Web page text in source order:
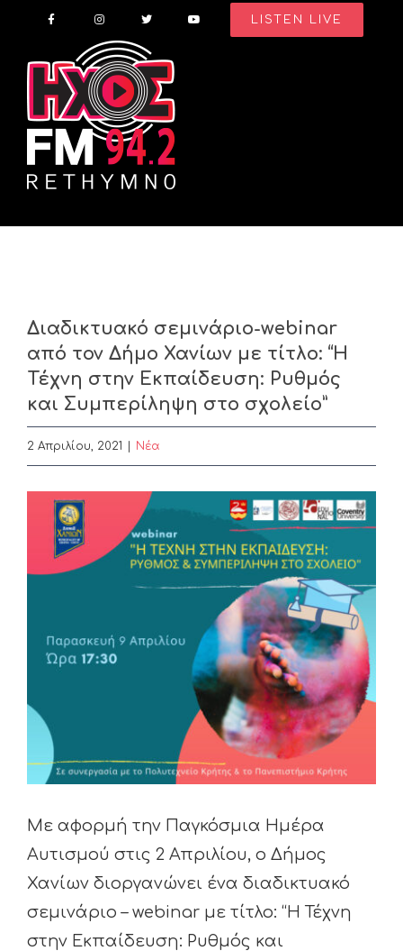
content
LISTEN LIVE
Διαδικτυακό σεμινάριο-webinar
από τον Δήμο Χανίων με τίτλο: “Η
Τέχνη στην Εκπαίδευση: Ρυθμός
και Συμπερίληψη στο σχολείο”
2 Απριλίου, 2021 Nέα
View
Larger
Image
Με αφορμή την Παγκόσμια Ημέρα
Αυτισμού στις 2 Απριλίου, ο Δήμος
Χανίων διοργανώνει ένα διαδικτυακό
σεμινάριο – webinar με τίτλο: “Η Τέχνη
στην Εκπαίδευση: Ρυθμός και